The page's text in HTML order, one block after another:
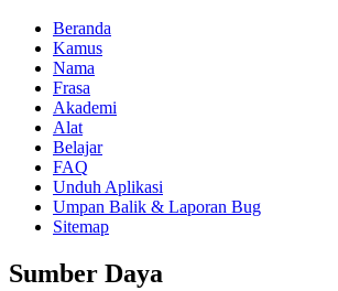
Beranda
Kamus
Nama
Frasa
Akademi
Alat
Belajar
FAQ
Unduh Aplikasi
Umpan Balik & Laporan Bug
Sitemap
Sumber Daya